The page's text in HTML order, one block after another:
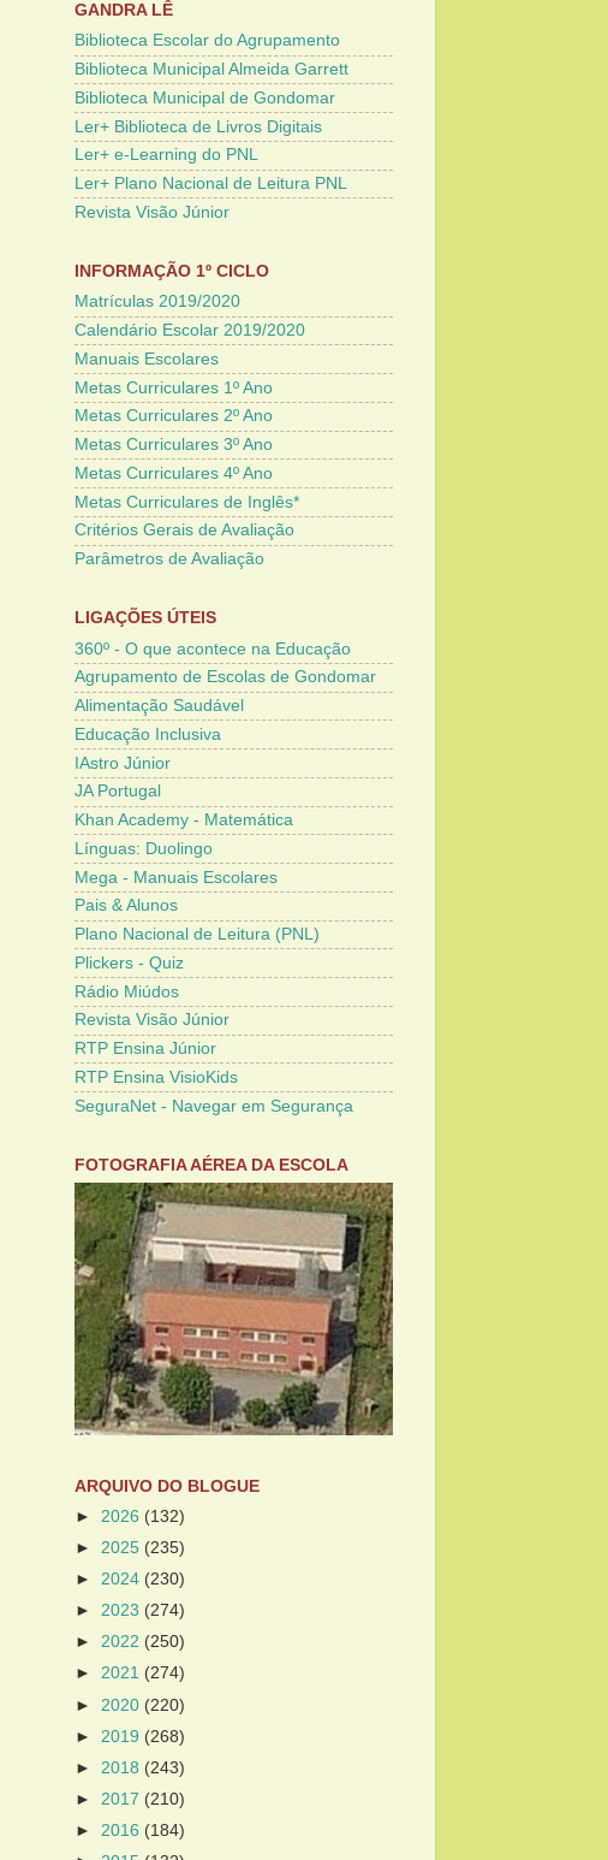
GANDRA LÊ
Biblioteca Escolar do Agrupamento
Biblioteca Municipal Almeida Garrett
Biblioteca Municipal de Gondomar
Ler+ Biblioteca de Livros Digitais
Ler+ e-Learning do PNL
Ler+ Plano Nacional de Leitura PNL
Revista Visão Júnior
INFORMAÇÃO 1º CICLO
Matrículas 2019/2020
Calendário Escolar 2019/2020
Manuais Escolares
Metas Curriculares 1º Ano
Metas Curriculares 2º Ano
Metas Curriculares 3º Ano
Metas Curriculares 4º Ano
Metas Curriculares de Inglês*
Critérios Gerais de Avaliação
Parâmetros de Avaliação
LIGAÇÕES ÚTEIS
360º - O que acontece na Educação
Agrupamento de Escolas de Gondomar
Alimentação Saudável
Educação Inclusiva
IAstro Júnior
JA Portugal
Khan Academy - Matemática
Línguas: Duolingo
Mega - Manuais Escolares
Pais & Alunos
Plano Nacional de Leitura (PNL)
Plickers - Quiz
Rádio Miúdos
Revista Visão Júnior
RTP Ensina Júnior
RTP Ensina VisioKids
SeguraNet - Navegar em Segurança
FOTOGRAFIA AÉREA DA ESCOLA
ARQUIVO DO BLOGUE
► 2026 (132)
► 2025 (235)
► 2024 (230)
► 2023 (274)
► 2022 (250)
► 2021 (274)
► 2020 (220)
► 2019 (268)
► 2018 (243)
► 2017 (210)
► 2016 (184)